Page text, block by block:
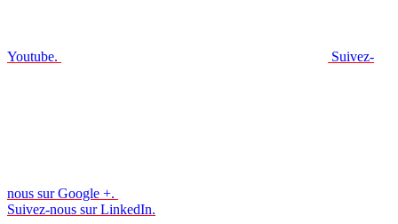
Youtube. Suivez-
nous sur Google +.
Suivez-nous sur LinkedIn.